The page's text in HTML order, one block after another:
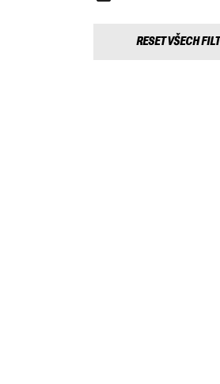
RESET VŠECH